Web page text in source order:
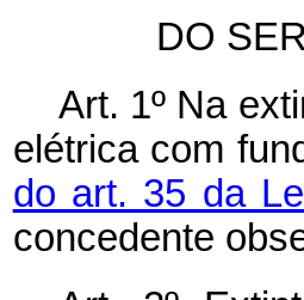
DO
Art. 1º Na
elétrica com
do art. 35 da
concedente